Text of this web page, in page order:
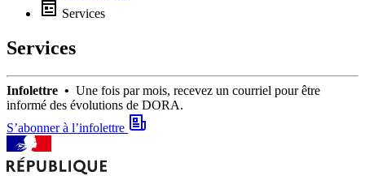
Services
Services
Infolettre • Une fois par mois, recevez un courriel pour être
informé des évolutions de DORA.
S’abonner à l’infolettre